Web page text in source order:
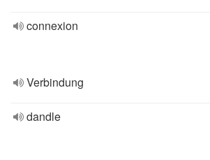
connexion
Verbindung
dandle